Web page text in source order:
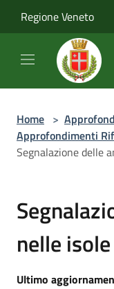
Regione Veneto
Home >
Approfondimenti
Segnalazione delle
nelle
Ultimo